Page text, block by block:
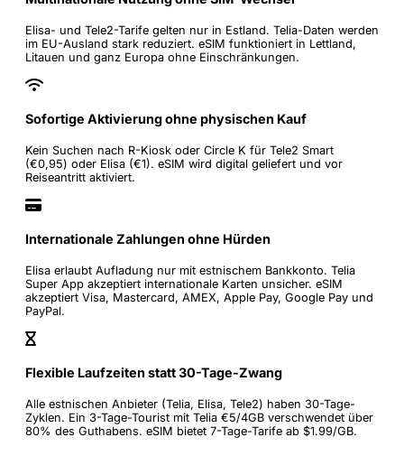
Elisa- und Tele2-Tarife gelten nur in Estland. Telia-Daten werden
im EU-Ausland stark reduziert. eSIM funktioniert in Lettland,
Litauen und ganz Europa ohne Einschränkungen.
Sofortige Aktivierung ohne physischen Kauf
Kein Suchen nach R-Kiosk oder Circle K für Tele2 Smart
(€0,95) oder Elisa (€1). eSIM wird digital geliefert und vor
Reiseantritt aktiviert.
Internationale Zahlungen ohne Hürden
Elisa erlaubt Aufladung nur mit estnischem Bankkonto. Telia
Super App akzeptiert internationale Karten unsicher. eSIM
akzeptiert Visa, Mastercard, AMEX, Apple Pay, Google Pay und
PayPal.
Flexible Laufzeiten statt 30-Tage-Zwang
Alle estnischen Anbieter (Telia, Elisa, Tele2) haben 30-Tage-
Zyklen. Ein 3-Tage-Tourist mit Telia €5/4GB verschwendet über
80% des Guthabens. eSIM bietet 7-Tage-Tarife ab $1.99/GB.